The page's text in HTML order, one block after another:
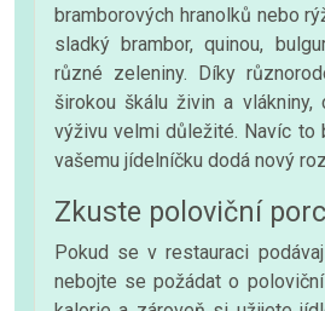
bramborových hranolků nebo
sladký brambor, quinou,
různé zeleniny. Díky
širokou škálu živin a vlákniny,
výživu velmi důležité. Navíc to
vašemu jídelníčku dodá nový
Zkuste poloviční
Pokud se v restauraci
nebojte se požádat o